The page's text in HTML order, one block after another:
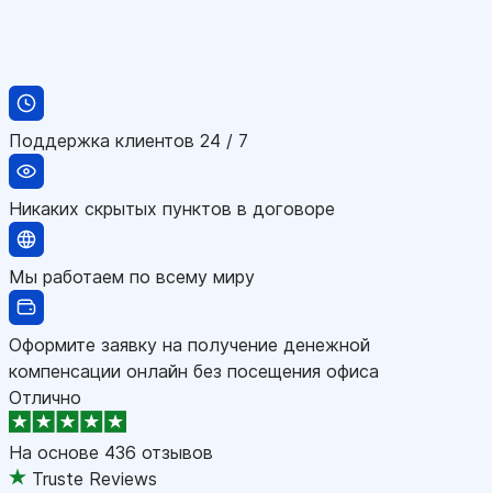
Поддержка клиентов 24 / 7
Никаких скрытых пунктов в договоре
Мы работаем по всему миру
Оформите заявку на получение денежной
компенсации онлайн без посещения офиса
Отлично
На основе 436 отзывов
Truste Reviews